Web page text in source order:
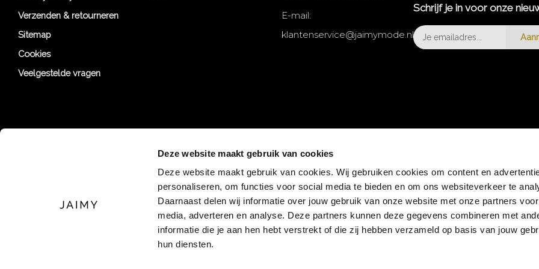
Deze website maakt gebruik van cookies
Deze website maakt gebruik van cookies. Wij gebruiken cookies om content en
personaliseren, om functies voor social media te bieden en om ons websiteverkeer te
Daarnaast delen wij informatie over jouw gebruik van onze website met onze partners
media, adverteren en analyse. Deze partners kunnen deze gegevens combineren met
informatie die je aan hen hebt verstrekt of die zij hebben verzameld op basis van jouw
hun diensten.
Verzenden & retourneren
Sitemap
Cookies
Veelgestelde vragen
E-mail:
klantenservice@jaimymode.nl
Schrijf je in voor onze